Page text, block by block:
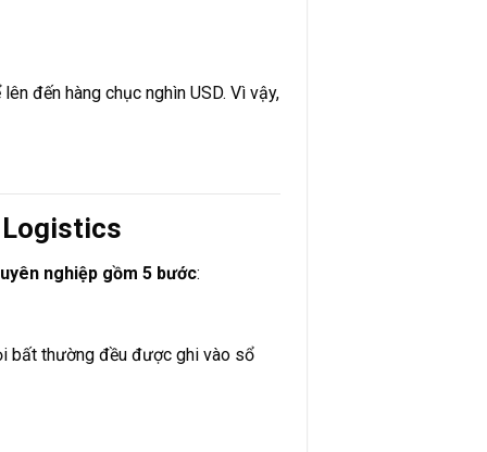
đến hàng chục nghìn USD. Vì vậy,
Logistics
nghiệp gồm 5 bước:
bất thường đều được ghi vào sổ